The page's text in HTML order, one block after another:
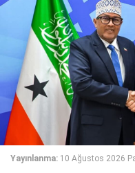
Yayınlanma: 10 Ağustos 2026